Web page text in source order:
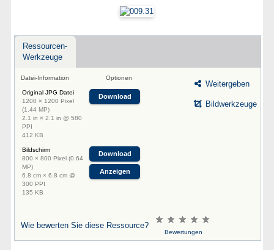
Ressourcen-
Werkzeuge
Datei-Information Optionen
Original JPG Datei
1200 × 1200 Pixel
(1.44 MP)
2.1 in × 2.1 in @ 580
PPI
412 KB
Download
Bildschirm
800 × 800 Pixel (0.64
MP)
6.8 cm × 6.8 cm @
300 PPI
135 KB
Download
Anzeigen
Weitergeben
Bildwerkzeuge
Wie bewerten Sie diese Ressource?
Bewertungen